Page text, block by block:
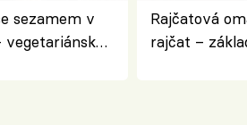
sezamem v
vegetariánská
Rajčatová
rajčat –